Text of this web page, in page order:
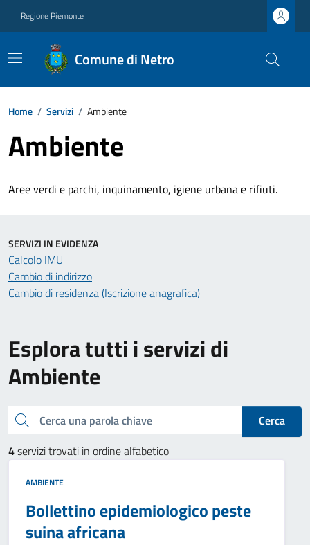
Regione Piemonte
Comune di Netro
Home / Servizi / Ambiente
Ambiente
Aree verdi e parchi, inquinamento, igiene urbana e rifiuti.
Esplora tutti i servizi di
Ambiente
Cerca una parola chiave
Cerca
4servizi trovati in ordine alfabetico
AMBIENTE
Bollettino epidemiologico peste
suina africana
SERVIZI IN EVIDENZA
Calcolo IMU
Cambio di indirizzo
Cambio di residenza (Iscrizione anagrafica)